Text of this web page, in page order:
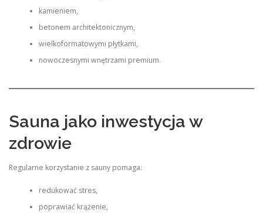
kamieniem,
betonem architektonicznym,
wielkoformatowymi płytkami,
nowoczesnymi wnętrzami premium.
Sauna jako inwestycja w
zdrowie
Regularne korzystanie z sauny pomaga:
redukować stres,
poprawiać krążenie,